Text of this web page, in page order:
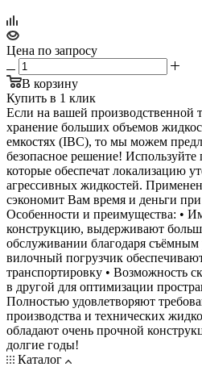
Цена по запросу
В корзину
Купить в 1 клик
Если на вашей производственной
хранение больших объемов
емкостях (IBC), то мы можем
безопасное решение!
которые обеспечат локализацию
агрессивных жидкостей.
сэкономит Вам время и деньги
Особенности и преимущества: •
конструкцию, выдерживают
обслуживании благодаря
вилочный погрузчик
транспортировку • Возможность
в другой для оптимизации
Полностью удовлетворяют
производства и технических
обладают очень прочной
долгие годы!
Каталог